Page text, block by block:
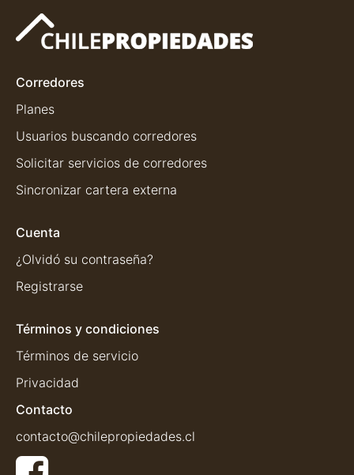
Corredores
Planes
Usuarios buscando corredores
Solicitar servicios de corredores
Sincronizar cartera externa
Cuenta
¿Olvidó su contraseña?
Registrarse
Términos y condiciones
Términos de servicio
Privacidad
Contacto
contacto@chilepropiedades.cl